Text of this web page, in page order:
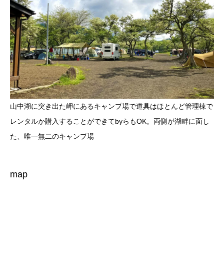
山中湖に突き出た岬にあるキャンプ場で道具はほとんど管理棟で
レンタルか購入することができてbyらもOK。両側が湖畔に面し
た、唯一無二のキャンプ場
map